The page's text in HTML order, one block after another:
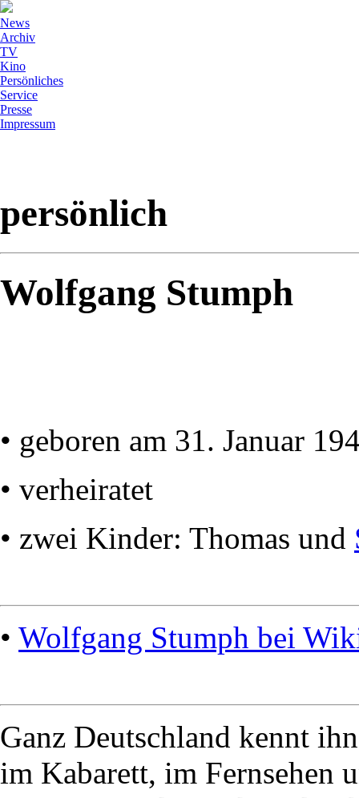
News
Archiv
TV
Kino
Persönliches
Service
Presse
Impressum
persönlich
Wolfgang Stumph
• geboren am 31. Januar
• verheiratet
• zwei Kinder: Thomas und
• Wolfgang Stumph bei
Ganz Deutschland kennt
im Kabarett, im Fernsehen